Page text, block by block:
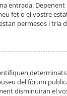
entrada.
fet o el vostre
permesos i
del fòrum
disminuiran el